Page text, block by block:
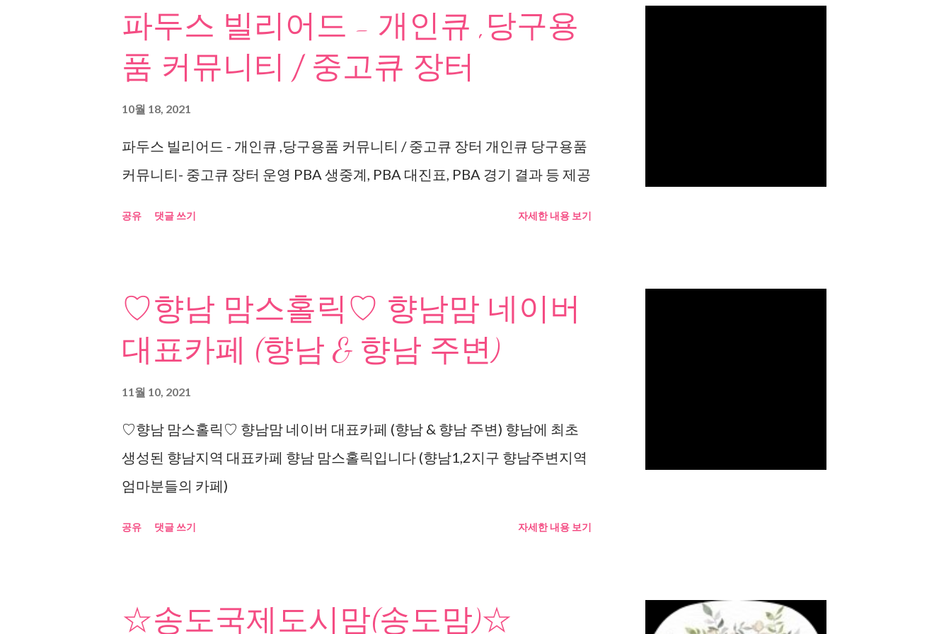
파두스 빌리어드 - 개인큐 ,당구용
품 커뮤니티 / 중고큐 장터
10월 18, 2021
파두스 빌리어드 - 개인큐 ,당구용품 커뮤니티 / 중고큐 장터 개인큐 당구용품
커뮤니티- 중고큐 장터 운영 PBA 생중계, PBA 대진표, PBA 경기 결과 등 제공
공유 댓글 쓰기 자세한 내용 보기
♡향남 맘스홀릭♡ 향남맘 네이버
대표카페 (향남 & 향남 주변)
11월 10, 2021
♡향남 맘스홀릭♡ 향남맘 네이버 대표카페 (향남 & 향남 주변) 향남에 최초
생성된 향남지역 대표카페 향남 맘스홀릭입니다 (향남1,2지구 향남주변지역
엄마분들의 카페)
공유 댓글 쓰기 자세한 내용 보기
☆송도국제도시맘(송도맘)☆